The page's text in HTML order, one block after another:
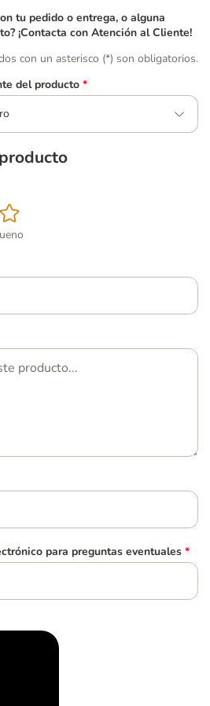
tu pedido o entrega, o alguna
¡Contacta con Atención al Cliente!
con un asterisco (*) son obligatorios.
del producto *
para preguntas eventuales *